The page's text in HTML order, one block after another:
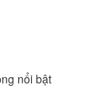
nổi bật